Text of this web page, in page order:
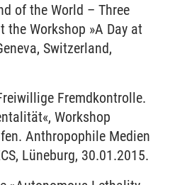
of the World – Three
the Workshop »A Day at
Switzerland,
Fremdkontrolle.
Workshop
Anthropophile Medien
Lüneburg, 30.01.2015.